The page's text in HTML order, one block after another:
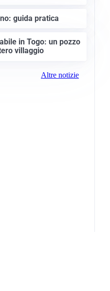
guida pratica
in Togo: un pozzo
villaggio
Altre notizie